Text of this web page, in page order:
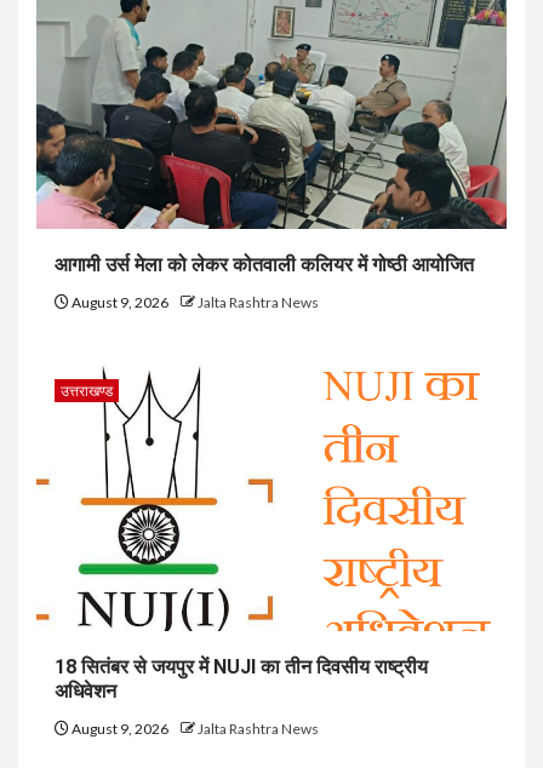
आगामी उर्स मेला को लेकर कोतवाली कलियर में गोष्ठी आयोजित
August 9, 2026 Jalta Rashtra News
उत्तराखण्ड
18 सितंबर से जयपुर में NUJI का तीन दिवसीय राष्ट्रीय
अधिवेशन
August 9, 2026 Jalta Rashtra News